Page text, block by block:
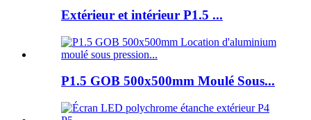
Extérieur et intérieur P1.5 ...
P1.5 GOB 500x500mm Moulé Sous...